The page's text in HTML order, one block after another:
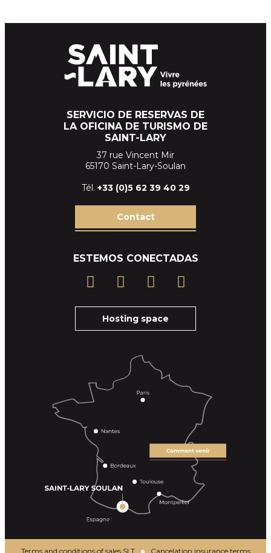
SERVICIO DE RESERVAS DE
LA OFICINA DE TURISMO DE
SAINT-LARY
37 rue Vincent Mir
65170 Saint-Lary-Soulan
Tél. +33 (0)5 62 39 40 29
Contact
ESTEMOS CONECTADAS
Hosting space
Terms and conditions of sales SLT Cancelation insurance terms